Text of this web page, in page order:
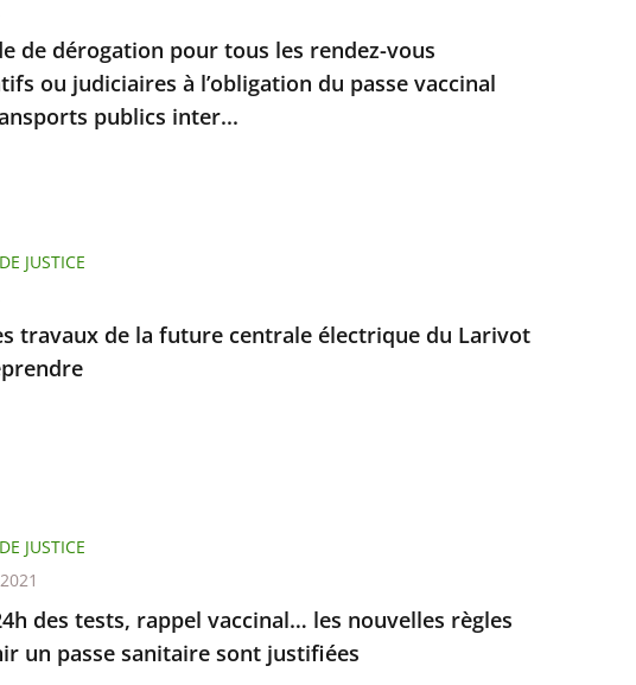
de dérogation pour tous les rendez-vous
ou judiciaires à l’obligation du passe vaccinal
publics inter...
travaux de la future centrale électrique du Larivot
JUSTICE
des tests, rappel vaccinal… les nouvelles règles
un passe sanitaire sont justifiées
JUSTICE